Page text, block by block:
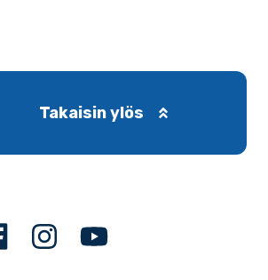
Takaisin ylös
FacebookInstagram